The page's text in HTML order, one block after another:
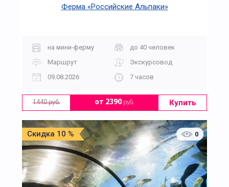
Ферма «Российские Альпаки»
на мини-ферму
до 40 человек
Маршрут
Экскурсовод
09.08.2026
7 часов
1440 руб. от 2390руб. Купить
Скидка 10 % 0